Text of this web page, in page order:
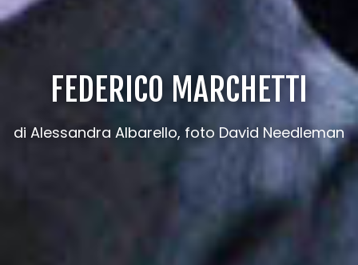
FEDERICO MARCHETTI
di Alessandra Albarello, foto David Needleman